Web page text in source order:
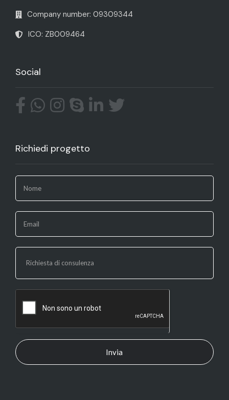
Company number: 09309344
ICO: ZB009464
Social
Richiedi progetto